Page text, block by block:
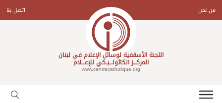
contentمن نحن اتصل بنا
اللجنة الأسقفية لوسائل الإعلام في لبنان
المركـــز الكاثولـــيـكي للإعـــلام
www.centrecatholique.org